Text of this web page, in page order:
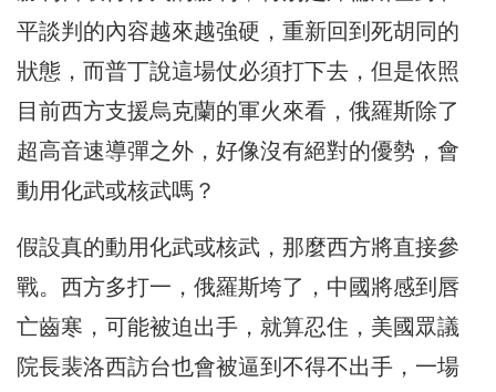
平談判的內容越來越強硬，重新回到死胡同的
狀態，而普丁說這場仗必須打下去，但是依照
目前西方支援烏克蘭的軍火來看，俄羅斯除了
超高音速導彈之外，好像沒有絕對的優勢，會
動用化武或核武嗎？
假設真的動用化武或核武，那麼西方將直接參
戰。西方多打一，俄羅斯垮了，中國將感到唇
亡齒寒，可能被迫出手，就算忍住，美國眾議
院長裴洛西訪台也會被逼到不得不出手，一場